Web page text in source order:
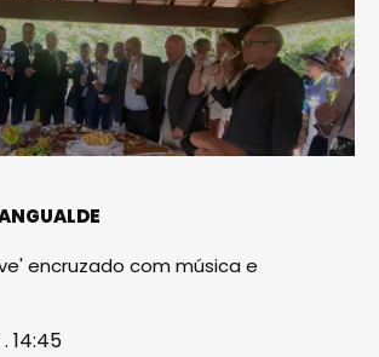
encruzado com música e
14:45